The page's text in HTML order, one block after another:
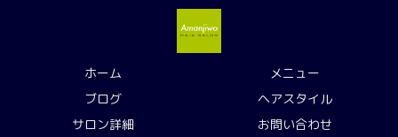
ホーム
メニュー
ブログ
ヘアスタイル
サロン詳細
お問い合わせ